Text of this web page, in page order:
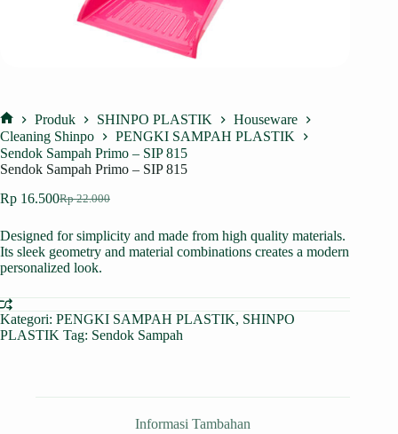
Home
Produk SHINPO PLASTIK
Houseware
Cleaning Shinpo
PENGKI SAMPAH PLASTIK
Sendok Sampah Primo – SIP 815
Sendok Sampah Primo – SIP 815
Rp22.000
Harga
adalah:
Rp 22.000.
Rp 16.500Harga
ini
adalah:
Rp 16.500.
Designed for simplicity and made from high quality materials.
Its sleek geometry and material combinations creates a modern
personalized look.
Kategori: PENGKI SAMPAH PLASTIK, SHINPO
PLASTIK Tag: Sendok Sampah
Informasi Tambahan